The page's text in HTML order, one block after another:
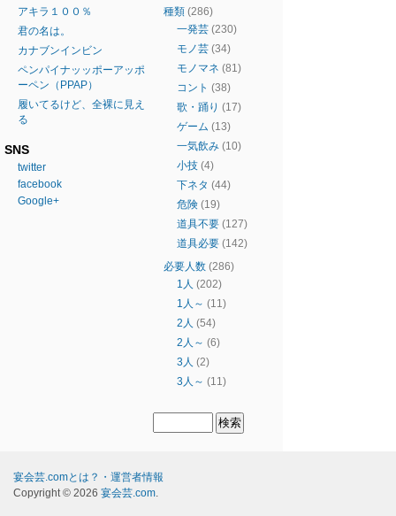
アキラ１００％
君の名は。
カナブンインビン
ペンパイナッッポーアッポ
ーペン（PPAP）
履いてるけど、全裸に見え
る
SNS
twitter
facebook
Google+
種類 (286)
一発芸 (230)
モノ芸 (34)
モノマネ (81)
コント (38)
歌・踊り (17)
ゲーム (13)
一気飲み (10)
小技 (4)
下ネタ (44)
危険 (19)
道具不要 (127)
道具必要 (142)
必要人数 (286)
1人 (202)
1人～ (11)
2人 (54)
2人～ (6)
3人 (2)
3人～ (11)
宴会芸.comとは？・運営者情報
Copyright © 2026 宴会芸.com.